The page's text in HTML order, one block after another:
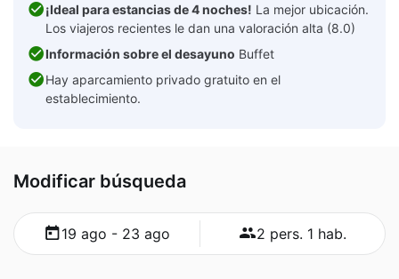
¡Ideal para estancias de 4 noches! La mejor ubicación.
Los viajeros recientes le dan una valoración alta (8.0)
Información sobre el desayuno Buffet
Hay aparcamiento privado gratuito en el
establecimiento.
Modificar búsqueda
19 ago - 23 ago 2 pers. 1 hab.